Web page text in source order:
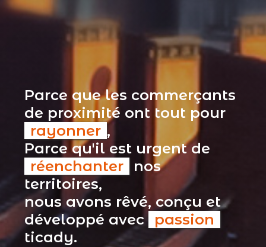
Parce que les commerçants
de proximité ont tout pour
rayonner ,
Parce qu'il est urgent de
réenchanter
nos
territoires,
nous avons rêvé, conçu et
développé avec passion
ticady.